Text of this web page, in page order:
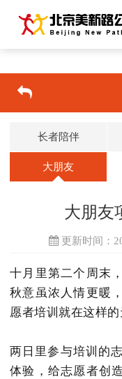
长者陪伴
大朋友
大朋友
更新时间：
十月里第二个周末
秋意虽浓人情更暖
愿者培训就在这样的
两日里参与培训的
体验，给志愿者创